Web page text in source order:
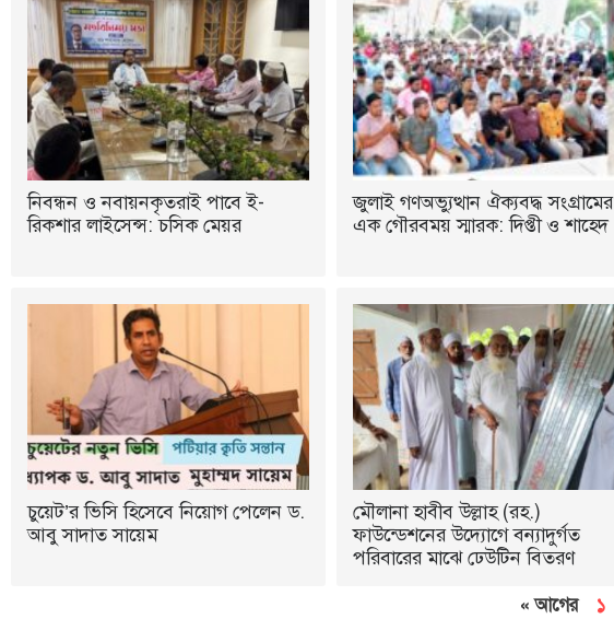
নিবন্ধন ও নবায়নকৃতরাই পাবে ই-
রিকশার লাইসেন্স: চসিক মেয়র
জুলাই গণঅভ্যুত্থান ঐক্যবদ্ধ সংগ্রামের
এক গৌরবময় স্মারক: দিপ্তী ও শাহেদ
চুয়েট’র ভিসি হিসেবে নিয়োগ পেলেন ড.
আবু সাদাত সায়েম
মৌলানা হাবীব উল্লাহ (রহ.)
ফাউন্ডেশনের উদ্যোগে বন্যাদুর্গত
পরিবারের মাঝে ঢেউটিন বিতরণ
« আগের ১